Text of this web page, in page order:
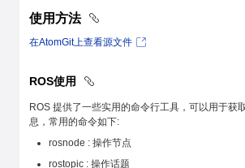
使用方法
在AtomGit上查看源文件
ROS使用
ROS 提供了一些实用的命令行工具，可以用于获
息，常用的命令如下:
rosnode : 操作节点
rostopic : 操作话题